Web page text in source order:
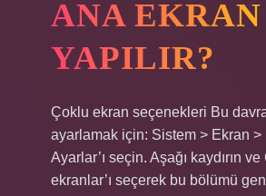
ANA EKRAN
YAPILIR?
Çoklu ekran seçenekleri Bu
ayarlamak için: Sistem > Ekran >
Ayarlar’ı seçin. Aşağı kaydırın
ekranlar’ı seçerek bu bölümü